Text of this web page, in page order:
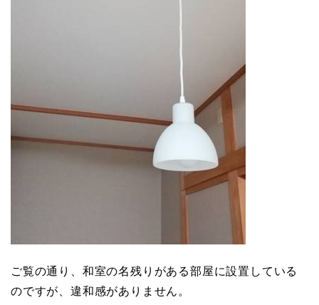
ご覧の通り、和室の名残りがある部屋に設置している
のですが、違和感がありません。